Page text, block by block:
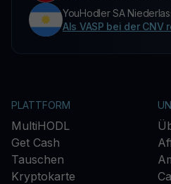
YouHodler SA
Als VASP bei der CNV
PLATTFORM
MultiHODL
Get Cash
Tauschen
Kryptokarte